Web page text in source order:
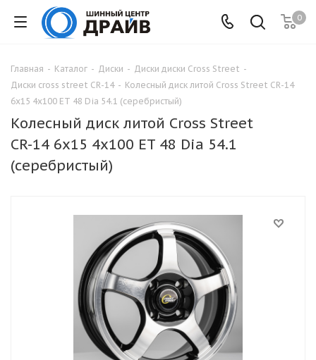
0
Главная - Каталог - Диски - Диски диски Cross Street -
Диски cross street СR-14 - Колесный диск литой Cross Street СR-14
6x15 4x100 ET 48 Dia 54.1 (серебристый)
Колесный диск литой Cross Street
СR-14 6x15 4x100 ET 48 Dia 54.1
(серебристый)